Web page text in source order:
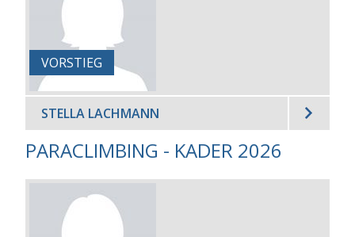
VORSTIEG
STELLA LACHMANN
PARACLIMBING - KADER 2026